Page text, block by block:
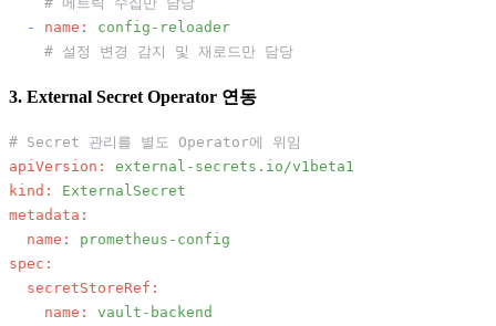
-
name:
config-reloader
# 설정 변경 감지 및 재로드만 담당
3. External Secret Operator 연동
# Secret 관리를 별도 Operator에 위임
apiVersion:
external-secrets.io/v1beta1
kind:
ExternalSecret
metadata:
name:
prometheus-config
spec:
secretStoreRef:
name:
vault-backend